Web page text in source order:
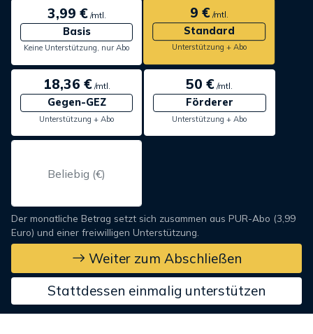
3,99 €/mtl.
Basis
Keine Unterstützung, nur Abo
9 €/mtl.
Standard
Unterstützung + Abo
18,36 €/mtl.
Gegen-GEZ
Unterstützung + Abo
50 € /mtl.
Förderer
Unterstützung + Abo
Der monatliche Betrag setzt sich zusammen aus PUR-Abo (3,99
Euro) und einer freiwilligen Unterstützung.
Weiter zum Abschließen
Stattdessen einmalig unterstützen